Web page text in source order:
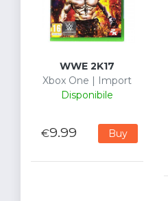
WWE 2K17
Xbox One | Import
Disponibile
€9.99 Buy